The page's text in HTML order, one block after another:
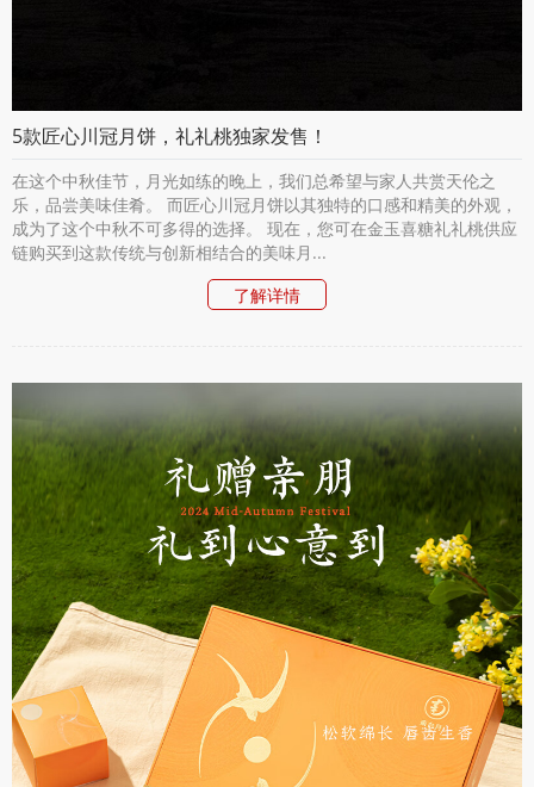
5款匠心川冠月饼，礼礼桃独家发售！
在这个中秋佳节，月光如练的晚上，我们总希望与家人共赏天伦之
乐，品尝美味佳肴。 而匠心川冠月饼以其独特的口感和精美的外观，
成为了这个中秋不可多得的选择。 现在，您可在金玉喜糖礼礼桃供应
链购买到这款传统与创新相结合的美味月...
了解详情